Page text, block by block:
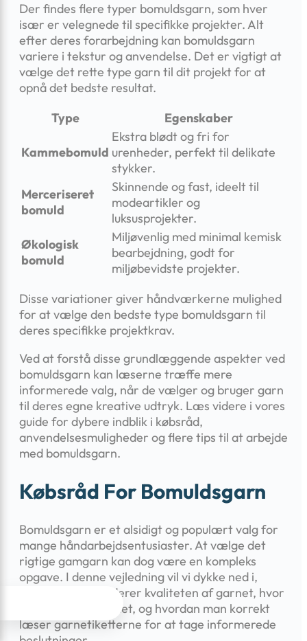
Der findes flere typer bomuldsgarn, som hver
især er velegnede til specifikke projekter. Alt
efter deres forarbejdning kan bomuldsgarn
variere i tekstur og anvendelse. Det er vigtigt at
vælge det rette type garn til dit projekt for at
opnå det bedste resultat.
Type
Egenskaber
Kammebomuld
Ekstra blødt og fri for
urenheder, perfekt til delikate
stykker.
Merceriseret
bomuld
Skinnende og fast, ideelt til
modeartikler og
luksusprojekter.
Økologisk
bomuld
Miljøvenlig med minimal kemisk
bearbejdning, godt for
miljøbevidste projekter.
Disse variationer giver håndværkerne mulighed
for at vælge den bedste type bomuldsgarn til
deres specifikke projektkrav.
Ved at forstå disse grundlæggende aspekter ved
bomuldsgarn kan læserne træffe mere
informerede valg, når de vælger og bruger garn
til deres egne kreative udtryk. Læs videre i vores
guide for dybere indblik i købsråd,
anvendelsesmuligheder og flere tips til at arbejde
med bomuldsgarn.
Købsråd For Bomuldsgarn
Bomuldsgarn er et alsidigt og populært valg for
mange håndarbejdsentusiaster. At vælge det
rigtige gamgarn kan dog være en kompleks
opgave. I denne vejledning vil vi dykke ned i,
hvordan man vurderer kvaliteten af garnet, hvor
man bedst køber det, og hvordan man korrekt
læser garnetiketterne for at tage informerede